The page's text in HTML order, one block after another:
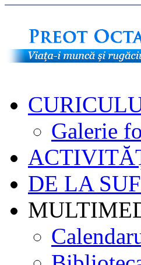
Galerie
DE LA